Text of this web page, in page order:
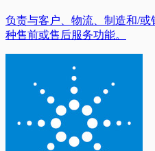
负责与客户、物流、制造和/
种售前或售后服务功能。